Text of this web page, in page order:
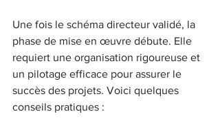
Une fois le schéma directeur validé, la
phase de mise en œuvre débute. Elle
requiert une organisation rigoureuse et
un pilotage efficace pour assurer le
succès des projets. Voici quelques
conseils pratiques :